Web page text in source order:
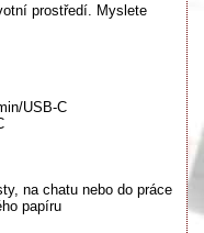
prostředí. Myslete
USB-C
na chatu nebo do práce
papíru